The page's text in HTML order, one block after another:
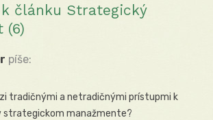
článku Strategický
(6)
píše:
tradičnými a netradičnými prístupmi k
manažmente?